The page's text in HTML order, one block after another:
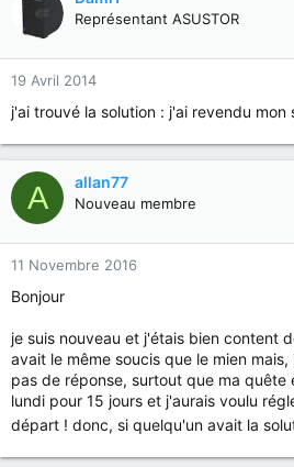
Représentant ASUSTOR
19 Avril 2014
j'ai trouvé la solution : j'ai revendu mon
A allan77
Nouveau membre
11 Novembre 2016
Bonjour
je suis nouveau et j'étais bien content
avait le même soucis que le mien mais,
pas de réponse, surtout que ma
lundi pour 15 jours et j'aurais voulu
départ ! donc, si quelqu'un avait la